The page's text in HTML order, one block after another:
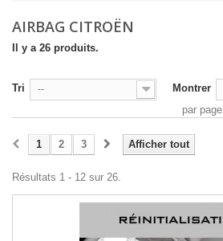
AIRBAG CITROËN
Il y a 26 produits.
Tri -- Montrer
par page
Afficher tout
1 2 3
Résultats 1 - 12 sur 26.